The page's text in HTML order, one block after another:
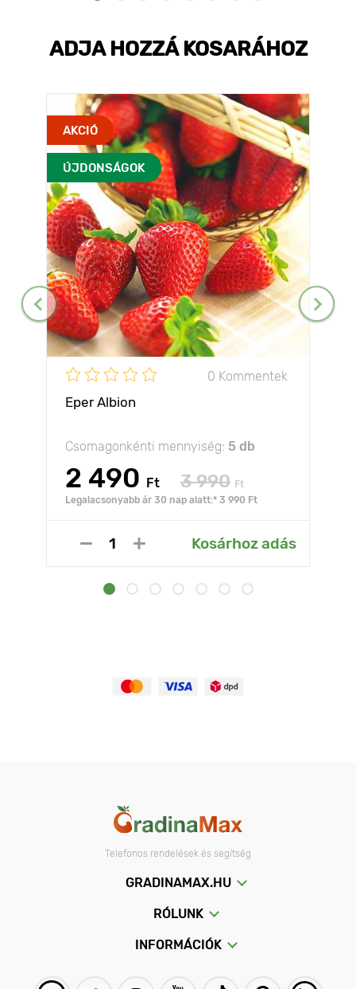
ADJA HOZZÁ KOSARÁHOZ
AKCIÓ
ÚJDONSÁGOK
0 Kommentek
Eper Albion
Csomagonkénti mennyiség: 5 db
2 490 Ft 3 990 Ft
Legalacsonyabb ár 30 nap alatt:* 3 990 Ft
Kosárhoz adás
Telefonos rendelések és segítség
GRADINAMAX.HU
RÓLUNK
INFORMÁCIÓK